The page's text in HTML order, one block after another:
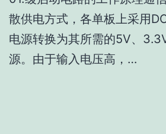
散供电方式，各单板上采用
电源转换为其所需的5V、
源。由于输入电压高，…